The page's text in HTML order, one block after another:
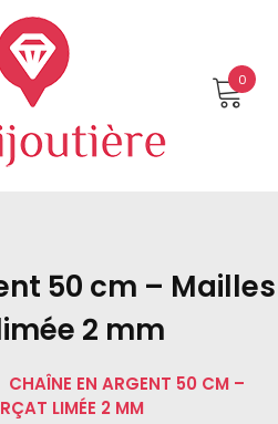
0
50 cm – Mailles
2 mm
CHAÎNE EN ARGENT 50 CM –
LIMÉE 2 MM